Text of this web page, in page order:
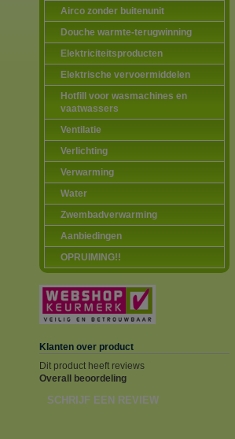
Airco zonder buitenunit
Douche warmte-terugwinning
Elektriciteitsproducten
Elektrische vervoermiddelen
Hotfill voor wasmachines en
vaatwassers
Ventilatie
Verlichting
Verwarming
Water
Zwembadverwarming
Aanbiedingen
OPRUIMING!!
Klanten over product
Dit product heeft reviews
Overall beoordeling
SCHRIJF EEN REVIEW